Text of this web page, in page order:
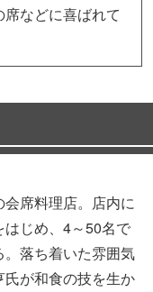
などに喜ばれて
席料理店。店内に
じめ、4～50名で
落ち着いた雰囲気
が和食の技を生か